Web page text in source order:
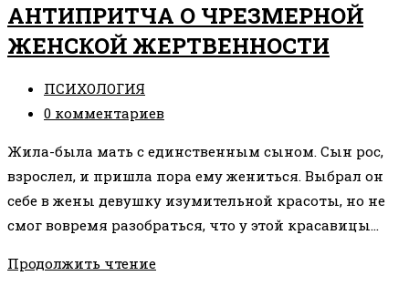
АНТИПРИТЧА О ЧРЕЗМЕРНОЙ
ЖЕНСКОЙ ЖЕРТВЕННОСТИ
Рубрика
записи:
ПСИХОЛОГИЯ
Комментарии
записи:
0 комментариев
Жила-была мать с единственным сыном. Сын рос,
взрослел, и пришла пора ему жениться. Выбрал он
себе в жены девушку изумительной красоты, но не
смог вовремя разобраться, что у этой красавицы…
Продолжить чтениеАНТИПРИТЧА